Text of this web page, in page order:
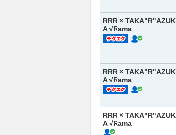
RRR × TAKA"R"AZUK
A √Rama
RRR × TAKA"R"AZUK
A √Rama
RRR × TAKA"R"AZUK
A √Rama